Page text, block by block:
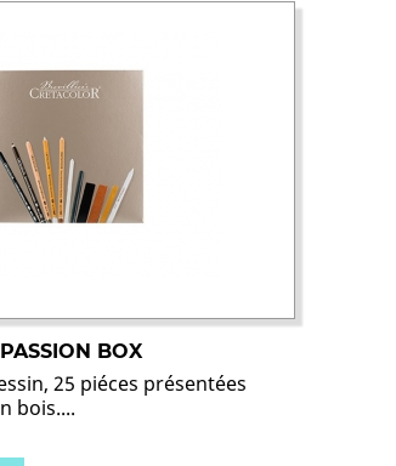
BOX
25 piéces présentées
bois....